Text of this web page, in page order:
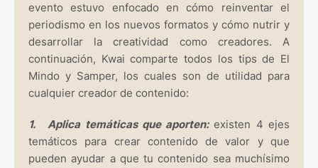
evento estuvo enfocado en cómo reinventar el
periodismo en los nuevos formatos y cómo nutrir y
desarrollar la creatividad como creadores. A
continuación, Kwai comparte todos los tips de El
Mindo y Samper, los cuales son de utilidad para
cualquier creador de contenido:
1. Aplica temáticas que aporten:existen 4 ejes
temáticos para crear contenido de valor y que
pueden ayudar a que tu contenido sea muchísimo